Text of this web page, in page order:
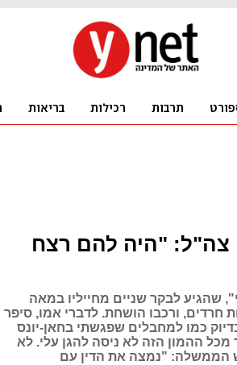
צה"ל: "היה להם רצח
שהגיע לבקר שניים מחייליו במאה
חרדים, ורכבו הושחת. לדברי אמו, סיפר
כמו למחבלים שפגשתי בחאן-יונס
ההמון הזה לא ניסה להגן עלי. לא
הממשלה: "נמצה את הדין עם